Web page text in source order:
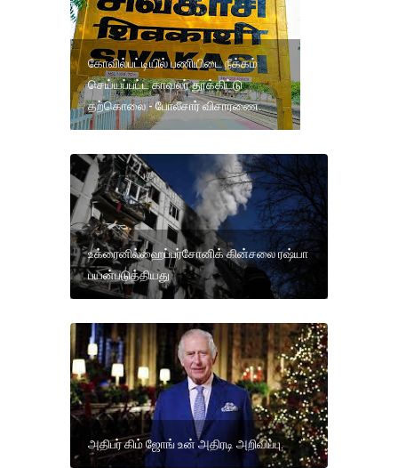
கோவில்பட்டியில் பணியிடை நீக்கம்
செய்யப்பட்ட காவலர் தூக்கிட்டு
தற்கொலை - போலீசார் விசாரணை.
உக்ரைனில்ஹைப்பர்சோனிக் கின்சலை ரஷ்யா
பயன்படுத்தியது
அதிபர் கிம் ஜோங் உன் அதிரடி அறிவிப்பு.